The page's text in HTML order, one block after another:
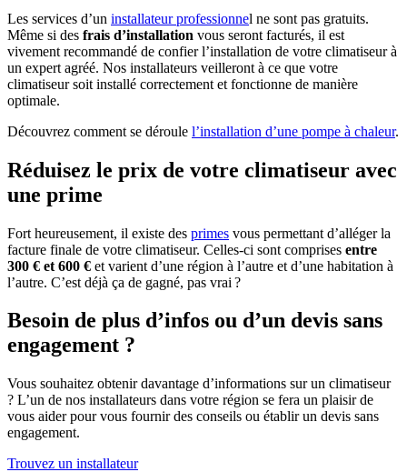
Les services d’un installateur professionnel ne sont pas gratuits.
Même si des frais d’installation vous seront facturés, il est
vivement recommandé de confier l’installation de votre climatiseur à
un expert agréé. Nos installateurs veilleront à ce que votre
climatiseur soit installé correctement et fonctionne de manière
optimale.
Découvrez comment se déroule l’installation d’une pompe à chaleur.
Réduisez le prix de votre climatiseur avec
une prime
Fort heureusement, il existe des primes vous permettant d’alléger la
facture finale de votre climatiseur. Celles-ci sont comprises entre
300 € et 600 € et varient d’une région à l’autre et d’une habitation à
l’autre. C’est déjà ça de gagné, pas vrai ?
Besoin de plus d’infos ou d’un devis sans
engagement ?
Vous souhaitez obtenir davantage d’informations sur un climatiseur
? L’un de nos installateurs dans votre région se fera un plaisir de
vous aider pour vous fournir des conseils ou établir un devis sans
engagement.
Trouvez un installateur